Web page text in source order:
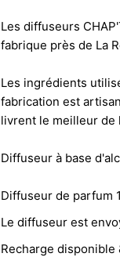
Les diffuseurs
fabrique près de La
Les ingrédients
fabrication est
livrent le meilleur de
Diffuseur à base
Diffuseur de parfum
Le diffuseur est
Recharge